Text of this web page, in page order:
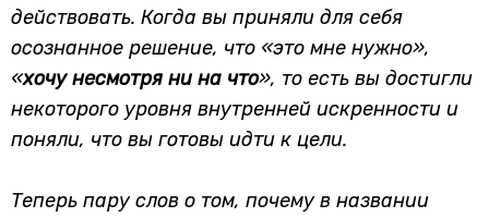
действовать. Когда вы приняли для себя
осознанное решение, что «это мне нужно»,
«хочу несмотря ни на что», то есть вы достигли
некоторого уровня внутренней искренности и
поняли, что вы готовы идти к цели.
Теперь пару слов о том, почему в названии